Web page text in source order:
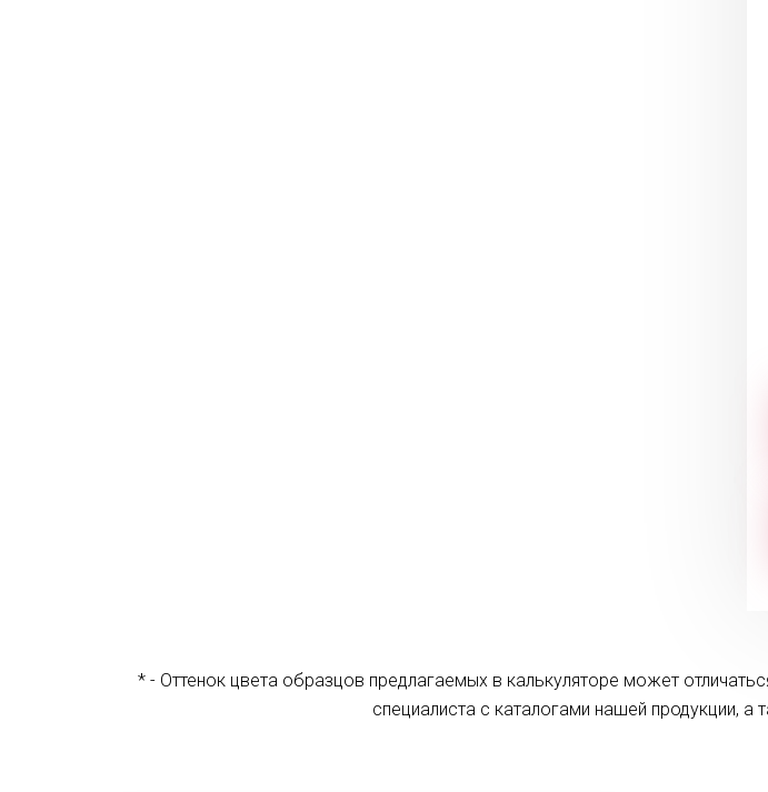
* - Оттенок цвета образцов предлагаемых в калькуляторе может
специалиста с каталогами нашей продукции, а